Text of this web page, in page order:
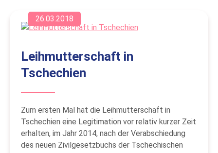
26.03.2018
Leihmutterschaft in
Tschechien
Zum ersten Mal hat die Leihmutterschaft in
Tschechien eine Legitimation vor relativ kurzer Zeit
erhalten, im Jahr 2014, nach der Verabschiedung
des neuen Zivilgesetzbuchs der Tschechischen